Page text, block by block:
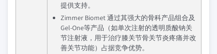
提供支持。
Zimmer Biomet 通过其强大的骨科产品组合及
Gel-One等产品（如单次注射的透明质酸钠关
节注射液，用于治疗膝关节骨关节炎疼痛并改
善关节功能）占据竞争优势。